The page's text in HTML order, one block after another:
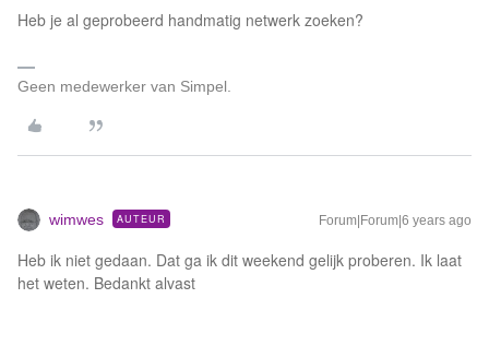
Heb je al geprobeerd handmatig netwerk zoeken?
Geen medewerker van Simpel.
wimwes AUTEUR Forum|Forum|6 years ago
Heb ik niet gedaan. Dat ga ik dit weekend gelijk proberen. Ik laat
het weten. Bedankt alvast